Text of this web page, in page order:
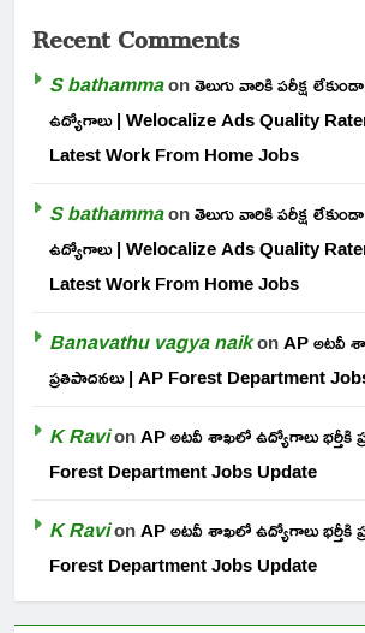
Recent Comments
S bathammaonతెలుగు వారికి పరీక్ష
ఉద్యోగాలు | Welocalize Ads Quality
Latest Work From Home Jobs
S bathammaonతెలుగు వారికి పరీక్ష
ఉద్యోగాలు | Welocalize Ads Quality
Latest Work From Home Jobs
Banavathu vagya naikonAP అటవీ
ప్రతిపాదనలు | AP Forest Department
K RavionAP అటవీ శాఖలో ఉద్యోగాలు భర్తీకి
Forest Department Jobs Update
K RavionAP అటవీ శాఖలో ఉద్యోగాలు భర్తీకి
Forest Department Jobs Update